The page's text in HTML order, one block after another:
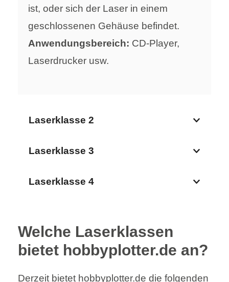
ist, oder sich der Laser in einem
geschlossenen Gehäuse befindet.
Anwendungsbereich: CD-Player,
Laserdrucker usw.
Laserklasse 2
Laserklasse 3
Laserklasse 4
Welche Laserklassen
bietet hobbyplotter.de an?
Derzeit bietet hobbyplotter.de die folgenden